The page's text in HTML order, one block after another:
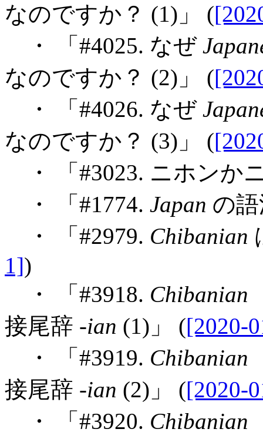
なのですか？ (1)」 (
・ 「#4025. なぜ
なのですか？ (2)」 (
・ 「#4026. なぜ
なのですか？ (3)」 (
・ 「#3023. ニホンか
・ 「#1774. Japan の
・ 「#2979. Chibanian
1])
・ 「#3918. Chibanian
接尾辞 -ian (1)」 ([2020-
・ 「#3919. Chibanian
接尾辞 -ian (2)」 ([2020-
・ 「#3920. Chibanian